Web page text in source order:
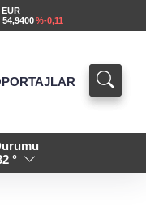
EUR
54,9400 %-0,11
20:01 - Yakıt barcı filosuna
°